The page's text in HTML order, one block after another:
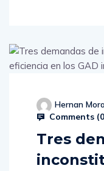
Hernan
Comments (0
Tres